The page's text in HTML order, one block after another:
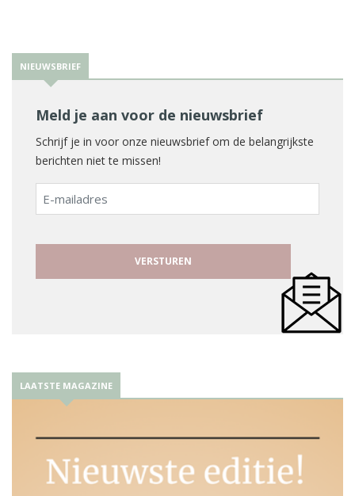
NIEUWSBRIEF
Meld je aan voor de nieuwsbrief
Schrijf je in voor onze nieuwsbrief om de belangrijkste
berichten niet te missen!
E-
mailadres
LAATSTE MAGAZINE